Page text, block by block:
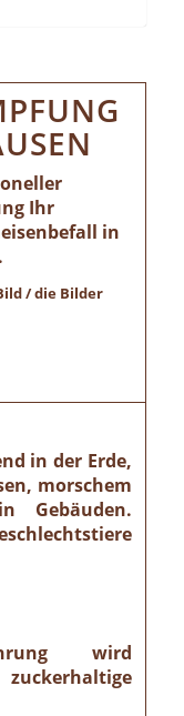
Ihr
in
/ die Bilder
in der Erde,
morschem
Gebäuden.
wird